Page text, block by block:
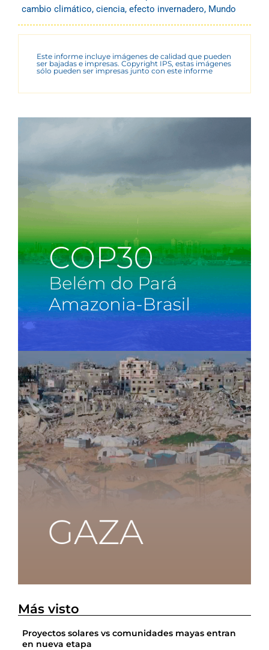
cambio climático, ciencia, efecto invernadero, Mundo
Este informe incluye imágenes de calidad que pueden
ser bajadas e impresas. Copyright IPS, estas imágenes
sólo pueden ser impresas junto con este informe
Más visto
Proyectos solares vs comunidades mayas entran
en nueva etapa